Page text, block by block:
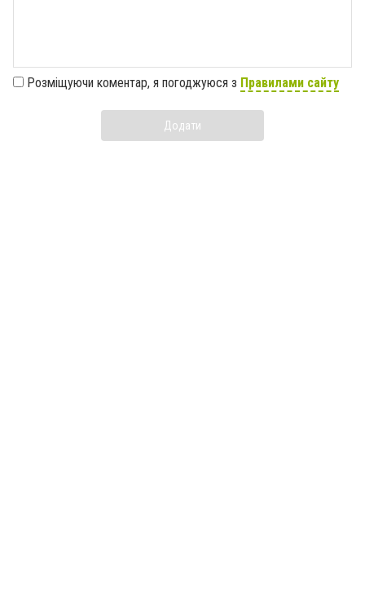
Розміщуючи коментар, я погоджуюся з Правилами сайту
Додати